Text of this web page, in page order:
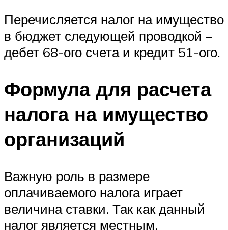
Перечисляется налог на имущество
в бюджет следующей проводкой –
дебет 68-ого счета и кредит 51-ого.
Формула для расчета
налога на имущество
организаций
Важную роль в размере
оплачиваемого налога играет
величина ставки. Так как данный
налог является местным,